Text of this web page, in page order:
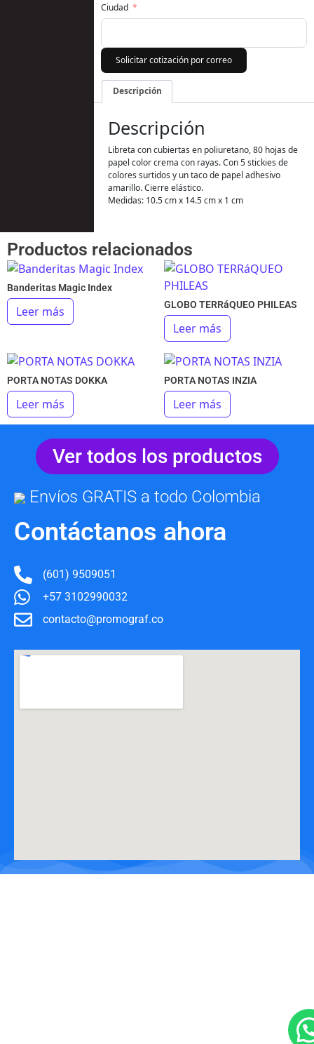
Ciudad
Solicitar cotización por correo
Descripción
Descripción
Libreta con cubiertas en poliuretano, 80 hojas de
papel color crema con rayas. Con 5 stickies de
colores surtidos y un taco de papel adhesivo
amarillo. Cierre elástico.
Medidas: 10.5 cm x 14.5 cm x 1 cm
Productos relacionados
Banderitas Magic Index
Leer más GLOBO TERRáQUEO PHILEAS
Leer más
PORTA NOTAS DOKKA
Leer más
PORTA NOTAS INZIA
Leer más
Ver todos los productos
Envíos GRATIS a todo Colombia
Contáctanos ahora
(601) 9509051
+57 3102990032
contacto@promograf.co